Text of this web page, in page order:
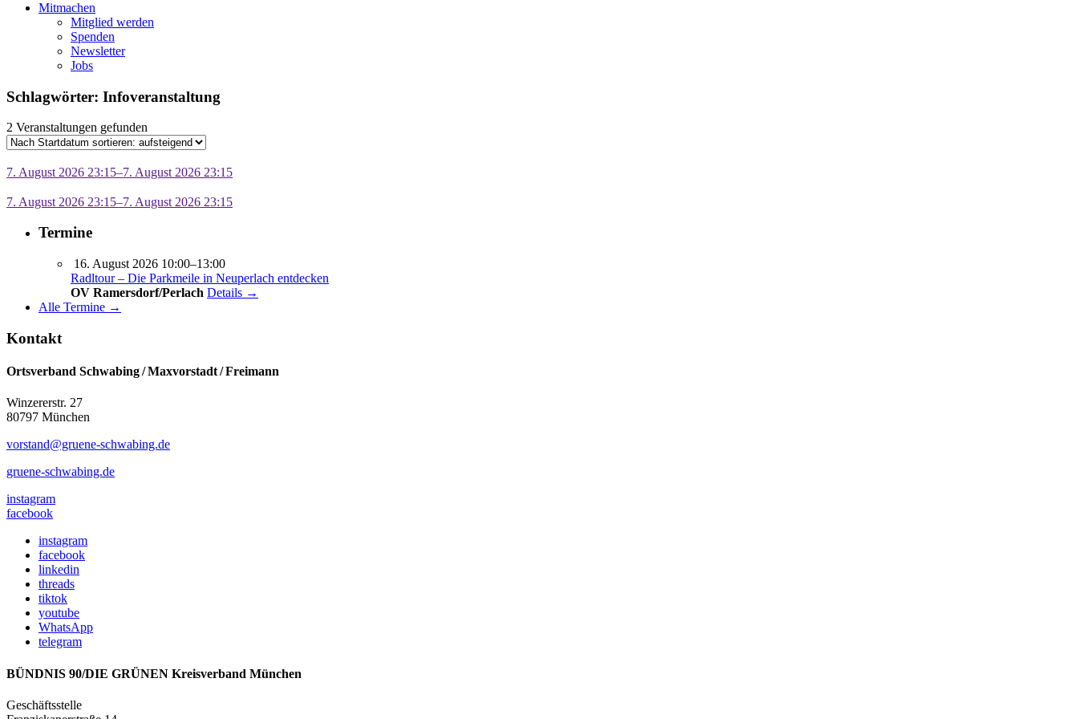
Mitmachen
Mitglied werden
Spenden
Newsletter
Jobs
Schlagwörter: Infoveranstaltung
2 Veranstaltungen gefunden
7. August 2026 23:15–7. August 2026 23:15
7. August 2026 23:15–7. August 2026 23:15
Termine
16. August 2026 10:00–13:00
Radltour – Die Parkmeile in Neuperlach entdecken
OV Ramersdorf/Perlach Details →
Alle Termine →
Kontakt
Ortsverband Schwabing / Maxvorstadt ⁠/ Freimann
Winzererstr. 27
80797 München
vorstand@gruene-schwabing.de
gruene-schwabing.de
instagram
facebook
instagram
facebook
linkedin
threads
tiktok
youtube
WhatsApp
telegram
BÜNDNIS 90/DIE GRÜNEN Kreisverband München
Geschäftsstelle